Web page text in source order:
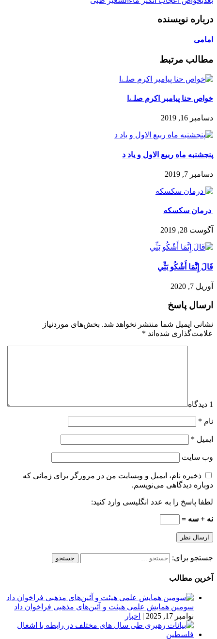
درباره نویسنده
امامی
مطالب مرتبط
خواص حنا پیامبر اکرم صلےا
دسامبر 16, 2019
پنجشنبه ماه ربیع الاول و ياد د
دسامبر 7, 2019
‍ درمان سکسکه
آگوست 28, 2019
قَالَ إِنَّمَا أَشْكُو بَثِّي
آوریل 7, 2020
ارسال پاسخ
نشانی ایمیل شما منتشر نخواهد شد. بخش‌های موردنیاز
علامت‌گذاری شده‌اند *
1 دیدگاه
نام *
ایمیل *
وب‌ سایت
ذخیره نام، ایمیل و وبسایت من در مرورگر برای زمانی که
دوباره دیدگاهی می‌نویسم.
لطفا پاسخ را به عدد انگلیسی وارد کنید:
نه + سه =
جستجو برای:
آخرین مطالب
سومین همایش علمی هیئت و آئین‌های مذهبی فراخوان داد
نوامبر 17, 2025
| اخبار